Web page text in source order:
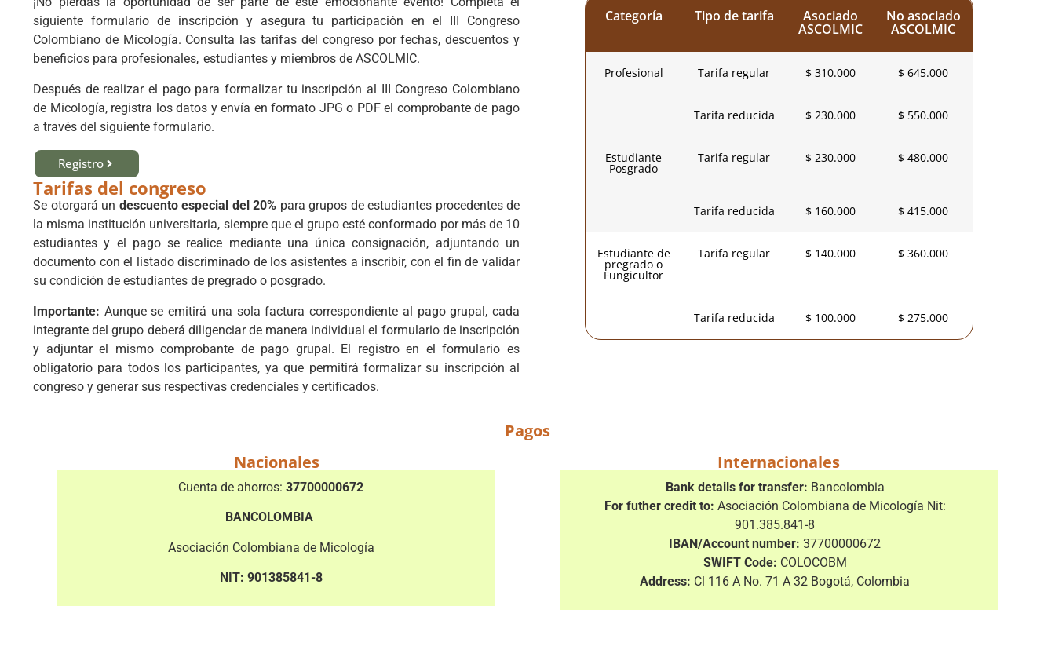
siguiente formulario de inscripción y asegura tu participación en el III Congreso
Colombiano de Micología. Consulta las tarifas del congreso por fechas, descuentos y
beneficios para profesionales, estudiantes y miembros de ASCOLMIC.
Después de realizar el pago para formalizar tu inscripción al III Congreso Colombiano
de Micología, registra los datos y envía en formato JPG o PDF el comprobante de pago
a través del siguiente formulario.
Registro
Tarifas del congreso
Se otorgará un descuento especial del 20% para grupos de estudiantes procedentes de
la misma institución universitaria, siempre que el grupo esté conformado por más de 10
estudiantes y el pago se realice mediante una única consignación, adjuntando un
documento con el listado discriminado de los asistentes a inscribir, con el fin de validar
su condición de estudiantes de pregrado o posgrado.
Importante: Aunque se emitirá una sola factura correspondiente al pago grupal, cada
integrante del grupo deberá diligenciar de manera individual el formulario de inscripción
y adjuntar el mismo comprobante de pago grupal. El registro en el formulario es
obligatorio para todos los participantes, ya que permitirá formalizar su inscripción al
congreso y generar sus respectivas credenciales y certificados.
Categoría Tipo de tarifa Asociado
ASCOLMIC
No asociado
ASCOLMIC
Profesional Tarifa regular $ 310.000 $ 645.000
Tarifa reducida $ 230.000 $ 550.000
Estudiante
Posgrado
Tarifa regular $ 230.000 $ 480.000
Tarifa reducida $ 160.000 $ 415.000
Estudiante de
pregrado o
Fungicultor
Tarifa regular $ 140.000 $ 360.000
Tarifa reducida $ 100.000 $ 275.000
Pagos
Nacionales
Cuenta de ahorros: 37700000672
BANCOLOMBIA
Asociación Colombiana de Micología
NIT: 901385841-8
Internacionales
Bank details for transfer: Bancolombia
For futher credit to: Asociación Colombiana de Micología Nit:
901.385.841-8
IBAN/Account number: 37700000672
SWIFT Code: COLOCOBM
Address: Cl 116 A No. 71 A 32 Bogotá, Colombia